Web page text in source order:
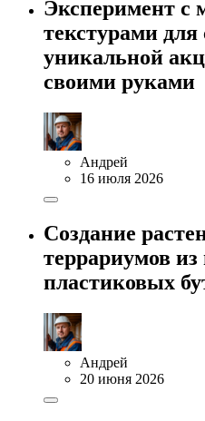
Эксперимент с
текстурами для
уникальной
своими руками
Андрей
16 июля 2026
Создание
террариумов
пластиковых
Андрей
20 июня 2026